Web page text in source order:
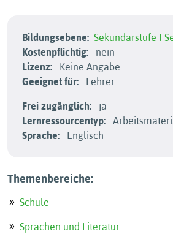
Bildungsebene: Sekundarstufe I
Kostenpflichtig:
nein
Lizenz:
Keine Angabe
Geeignet für:
Lehrer
Frei zugänglich:
ja
Lernressourcentyp:
Sprache:
Englisch
Themenbereiche:
Schule
Sprachen und Literatur